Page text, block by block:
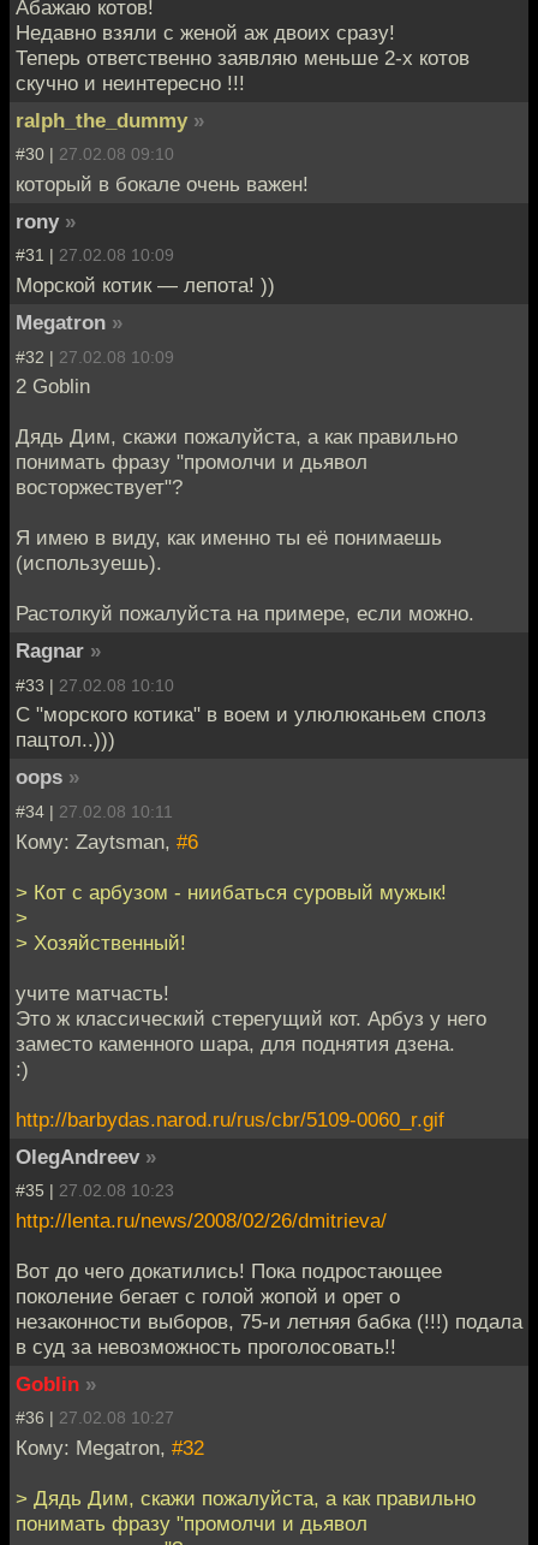
Абажаю котов!
Недавно взяли с женой аж двоих сразу!
Теперь ответственно заявляю меньше 2-х котов
скучно и неинтересно !!!
ralph_the_dummy »
#30 | 27.02.08 09:10
который в бокале очень важен!
rony »
#31 | 27.02.08 10:09
Морской котик — лепота! ))
Megatron »
#32 | 27.02.08 10:09
2 Goblin
Дядь Дим, скажи пожалуйста, а как правильно
понимать фразу "промолчи и дьявол
восторжествует"?
Я имею в виду, как именно ты её понимаешь
(используешь).
Растолкуй пожалуйста на примере, если можно.
Ragnar »
#33 | 27.02.08 10:10
С "морского котика" в воем и улюлюканьем сполз
пацтол..)))
oops »
#34 | 27.02.08 10:11
Кому: Zaytsman, #6
> Кот с арбузом - ниибаться суровый мужык!
>
> Хозяйственный!
учите матчасть!
Это ж классический стерегущий кот. Арбуз у него
заместо каменного шара, для поднятия дзена.
:)
http://barbydas.narod.ru/rus/cbr/5109-0060_r.gif
OlegAndreev »
#35 | 27.02.08 10:23
http://lenta.ru/news/2008/02/26/dmitrieva/
Вот до чего докатились! Пока подростающее
поколение бегает с голой жопой и орет о
незаконности выборов, 75-и летняя бабка (!!!) подала
в суд за невозможность проголосовать!!
Goblin »
#36 | 27.02.08 10:27
Кому: Megatron, #32
> Дядь Дим, скажи пожалуйста, а как правильно
понимать фразу "промолчи и дьявол